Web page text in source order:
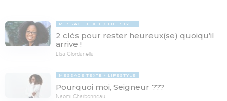
MESSAGE TEXTE LIFESTYLE
2 clés pour rester heureux(se) quoiqu’il
arrive !
Lisa Giordanella
MESSAGE TEXTE LIFESTYLE
Pourquoi moi, Seigneur ???
Naomi Charbonneau